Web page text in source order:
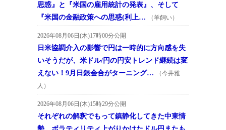
思惑』と『米国の雇用統計の発表』、そして
『米国の金融政策への思惑(利上…
（羊飼い）
2026年08月06日(木)17時00分公開
日米協調介入の影響で円は一時的に方向感を失
いそうだが、米ドル/円の円安トレンド継続は変
えない！9月日銀会合がターニング…
（今井雅
人）
2026年08月06日(木)15時29分公開
それぞれの解釈でもって鎮静化してきた中東情